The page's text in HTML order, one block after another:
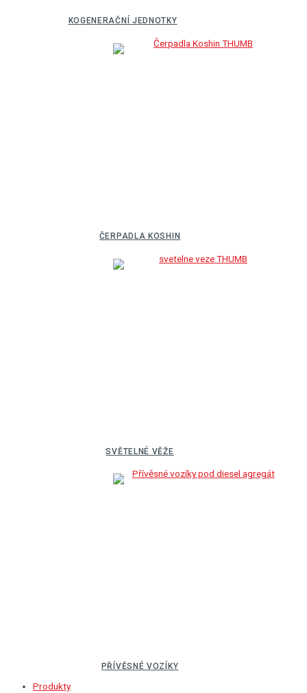
KOGENERAČNÍ JEDNOTKY
ČERPADLA KOSHIN
SVĚTELNÉ VĚŽE
PŘÍVĚSNÉ VOZÍKY
Produkty